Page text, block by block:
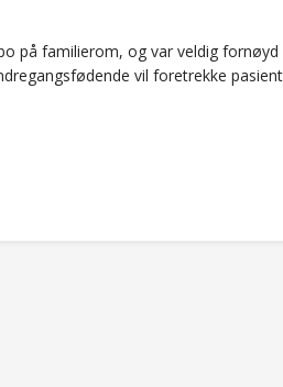
på familierom, og var veldig
vil foretrekke